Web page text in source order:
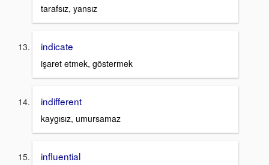
tarafsız, yansız
indicate
işaret etmek, göstermek
indifferent
kaygısız, umursamaz
influential